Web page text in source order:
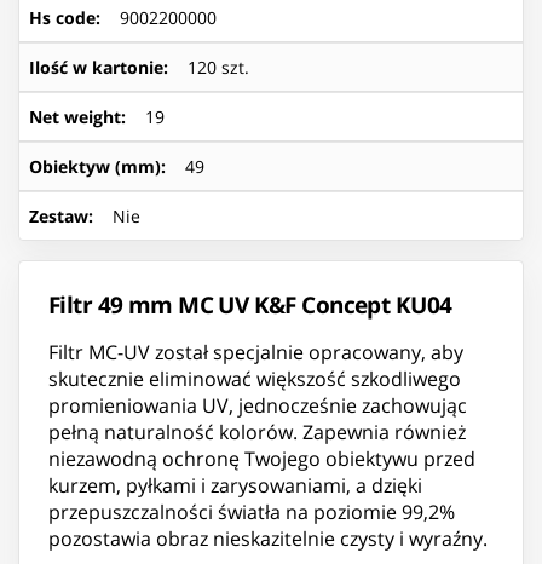
Hs code: 9002200000
Ilość w kartonie: 120 szt.
Net weight: 19
Obiektyw (mm): 49
Zestaw: Nie
Filtr 49 mm MC UV K&F Concept KU04
Filtr MC-UV został specjalnie opracowany, aby
skutecznie eliminować większość szkodliwego
promieniowania UV, jednocześnie zachowując
pełną naturalność kolorów. Zapewnia również
niezawodną ochronę Twojego obiektywu przed
kurzem, pyłkami i zarysowaniami, a dzięki
przepuszczalności światła na poziomie 99,2%
pozostawia obraz nieskazitelnie czysty i wyraźny.